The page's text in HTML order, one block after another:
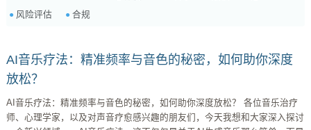
据现行的版权法，作品的作者通常是指创作作品的自然人。那么，当音乐是
风险评估
合规
AI音乐疗法：精准频率与音色的秘密，如何助你深度
放松？
AI音乐疗法：精准频率与音色的秘密，如何助你深度放松？ 各位音乐治疗
师、心理学家，以及对声音疗愈感兴趣的朋友们，今天我想和大家深入探讨